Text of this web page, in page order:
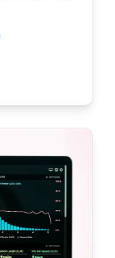
qué so...